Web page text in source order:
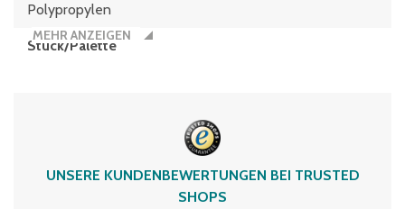
Polypropylen
Stück/Palette
29 Liter
MEHR ANZEIGEN
UNSERE KUNDENBEWERTUNGEN BEI TRUSTED
SHOPS